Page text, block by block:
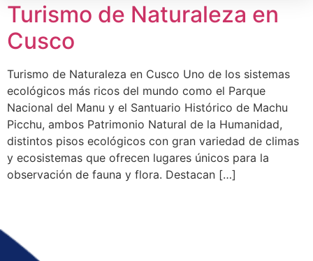
Turismo de Naturaleza en
Cusco
Turismo de Naturaleza en Cusco Uno de los sistemas
ecológicos más ricos del mundo como el Parque
Nacional del Manu y el Santuario Histórico de Machu
Picchu, ambos Patrimonio Natural de la Humanidad,
distintos pisos ecológicos con gran variedad de climas
y ecosistemas que ofrecen lugares únicos para la
observación de fauna y flora. Destacan […]